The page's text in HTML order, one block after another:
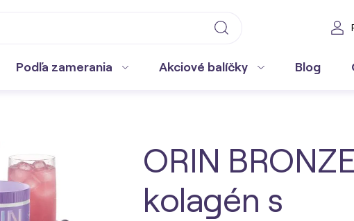
Podľa zamerania Akciové balíčky Blog
ORIN
kolagén s